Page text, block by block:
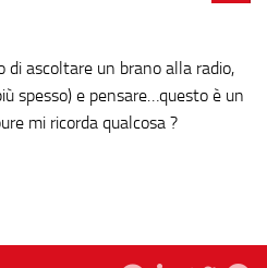
ascoltare un brano alla radio,
spesso) e pensare…questo è un
mi ricorda qualcosa ?